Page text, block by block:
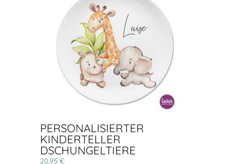
PERSONALISIERTER
KINDERTELLER
DSCHUNGELTIERE
20,95 €